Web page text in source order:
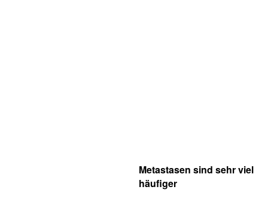
Metastasen sind sehr viel
häufiger